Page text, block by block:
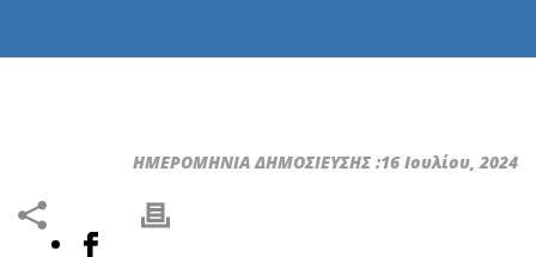
ΗΜΕΡΟΜΗΝΙΑ ΔΗΜΟΣΙΕΥΣΗΣ :16 Ιουλίου, 2024